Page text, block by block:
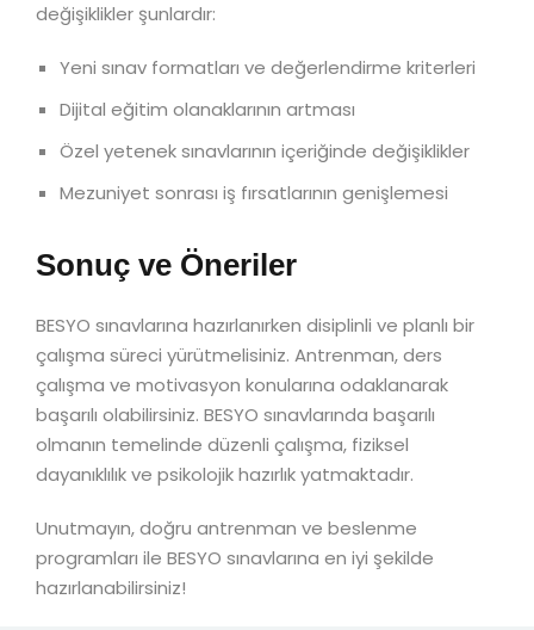
değişiklikler şunlardır:
Yeni sınav formatları ve değerlendirme kriterleri
Dijital eğitim olanaklarının artması
Özel yetenek sınavlarının içeriğinde değişiklikler
Mezuniyet sonrası iş fırsatlarının genişlemesi
Sonuç ve Öneriler
BESYO sınavlarına hazırlanırken disiplinli ve planlı bir
çalışma süreci yürütmelisiniz. Antrenman, ders
çalışma ve motivasyon konularına odaklanarak
başarılı olabilirsiniz. BESYO sınavlarında başarılı
olmanın temelinde düzenli çalışma, fiziksel
dayanıklılık ve psikolojik hazırlık yatmaktadır.
Unutmayın, doğru antrenman ve beslenme
programları ile BESYO sınavlarına en iyi şekilde
hazırlanabilirsiniz!